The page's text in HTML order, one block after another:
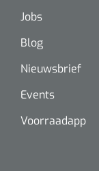
Jobs
Blog
Nieuwsbrief
Events
Voorraadapp